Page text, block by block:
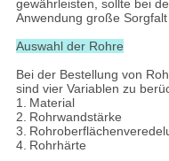
gewährleisten, sollte bei
Anwendung große
Auswahl der Rohre
Bei der Bestellung von
sind vier Variablen zu
1. Material
2. Rohrwandstärke
3.
4. Rohrhärte